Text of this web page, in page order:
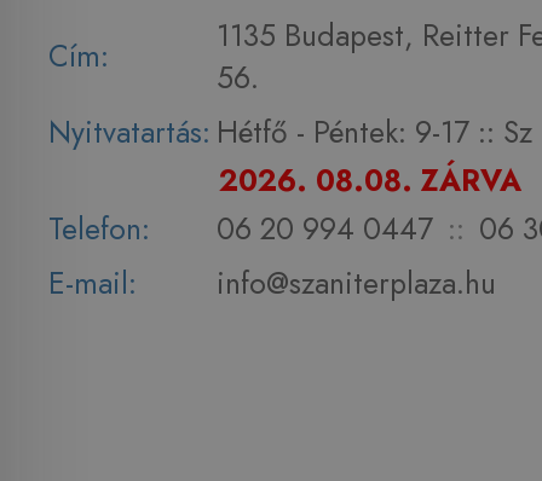
Cím:
1135 Budapest, Reitter
56.
Nyitvatartás: Hétfő - Péntek: 9-17 :: Sz
2026. 08.08. ZÁRVA
Telefon:
06 20 994 0447 :: 06
E-mail:
info@szaniterplaza.hu